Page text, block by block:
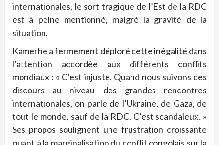
internationales, le sort tragique de l’Est de la RDC
est à peine mentionné, malgré la gravité de la
situation.
Kamerhe a fermement déploré cette inégalité dans
l’attention accordée aux différents conflits
mondiaux : « C’est injuste. Quand nous suivons des
discours au niveau des grandes rencontres
internationales, on parle de l’Ukraine, de Gaza, de
tout le monde, sauf de la RDC. C’est scandaleux. »
Ses propos soulignent une frustration croissante
quant à la marginalisation du conflit congolais sur la